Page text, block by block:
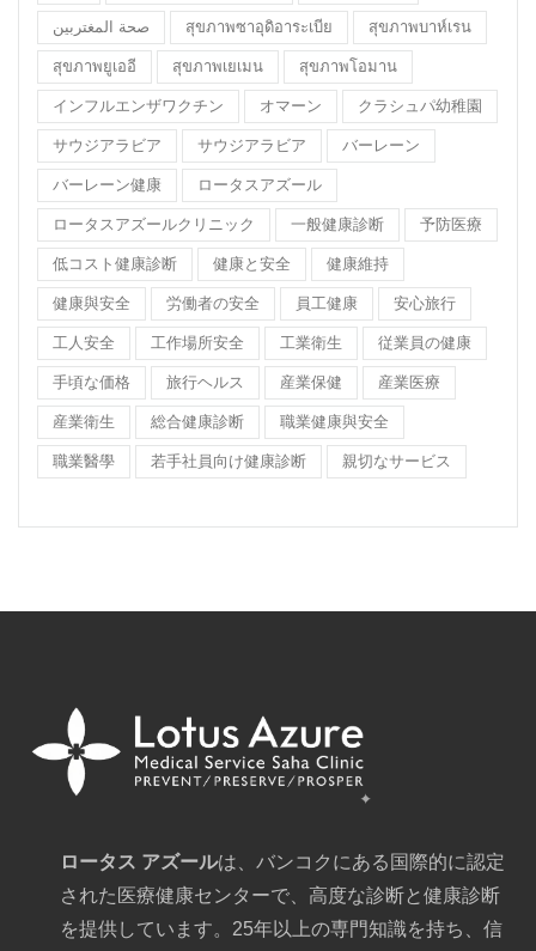
صحة المغتربين สุขภาพซาอุดิอาระเบีย สุขภาพบาห์เรน
สุขภาพยูเออี สุขภาพเยเมน สุขภาพโอมาน
インフルエンザワクチン オマーン クラシュパ幼稚園
サウジアラビア サウジアラビア バーレーン
バーレーン健康 ロータスアズール
ロータスアズールクリニック 一般健康診断 予防医療
低コスト健康診断 健康と安全 健康維持
健康與安全 労働者の安全 員工健康 安心旅行
工人安全 工作場所安全 工業衛生 従業員の健康
手頃な価格 旅行ヘルス 産業保健 産業医療
産業衛生 総合健康診断 職業健康與安全
職業醫學 若手社員向け健康診断 親切なサービス
ロータス アズールは、バンコクにある国際的に認定
された医療健康センターで、高度な診断と健康診断
を提供しています。25年以上の専門知識を持ち、信